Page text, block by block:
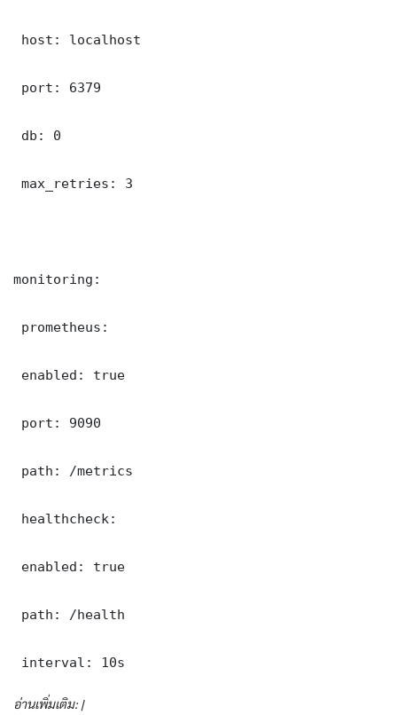
host: localhost
port: 6379
db: 0
max_retries: 3
monitoring:
prometheus:
enabled: true
port: 9090
path: /metrics
healthcheck:
enabled: true
path: /health
interval: 10s
อ่านเพิ่มเติม: |